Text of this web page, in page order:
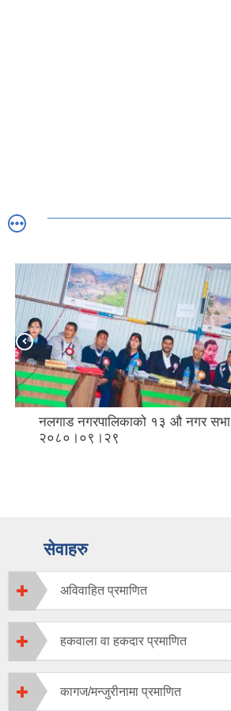
नलगाड नगरपालिकाको १३ औ नगर सभा
२०८०।०९।२९
सेवाहरु
अविवाहित प्रमाणित
हकवाला वा हकदार प्रमाणित
कागज/मन्जुरीनामा प्रमाणित